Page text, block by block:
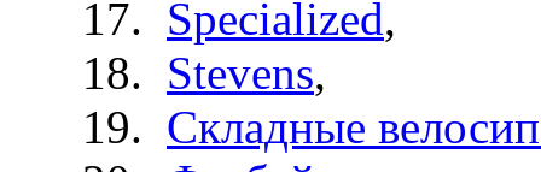
Specialized,
Stevens,
Складные